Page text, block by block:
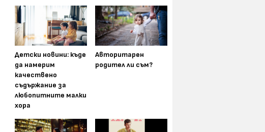
Детски новини: къде
да намерим
качествено
съдържание за
любопитните малки
хора
Авторитарен
родител ли съм?